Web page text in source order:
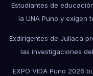
Estudiantes de
la UNA Puno y exigen
Exdirigentes de Juliaca
las investigaciones
EXPO VIDA Puno 2026